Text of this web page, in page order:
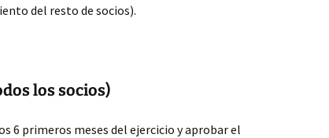
del resto de socios).
los socios)
6 primeros meses del ejercicio y aprobar el